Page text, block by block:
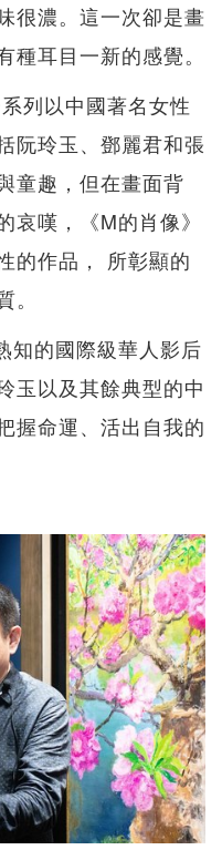
很濃。這一次卻是畫
耳目一新的感覺。
列以中國著名女性
阮玲玉、鄧麗君和張
童趣，但在畫面背
哀嘆，《M的肖像》
的作品， 所彰顯的
知的國際級華人影后
玉以及其餘典型的中
握命運、活出自我的